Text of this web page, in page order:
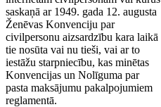
saskaņā ar 1949. gada 12. augusta
Ženēvas Konvenciju par
civilpersonu aizsardzību kara laikā
tie nosūta vai nu tieši, vai ar to
iestāžu starpniecību, kas minētas
Konvencijas un Nolīguma par
pasta maksājumu pakalpojumiem
reglamentā.